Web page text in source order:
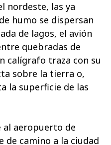
nordeste, las ya
humo se dispersan
de lagos, el avión
quebradas de
calígrafo traza con su
sobre la tierra o,
la superficie de las
al aeropuerto de
de camino a la ciudad